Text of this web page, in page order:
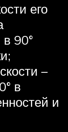
его
90°
–
в
и